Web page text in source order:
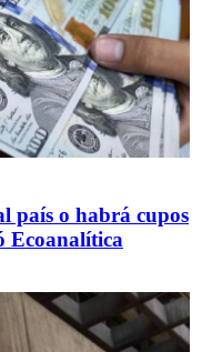
país o habrá cupos
Ecoanalítica